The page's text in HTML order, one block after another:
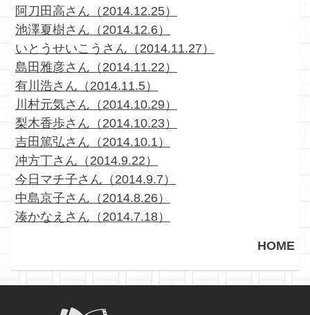
阿刀田高さん（2014.12.25）
池澤夏樹さん（2014.12.6）
いとうせいこうさん（2014.11.27）
島田雅彦さん（2014.11.22）
有川浩さん（2014.11.5）
川村元気さん（2014.10.29）
梨木香歩さん（2014.10.23）
吉田篤弘さん（2014.10.1）
冲方丁さん（2014.9.22）
今日マチ子さん（2014.9.7）
中島京子さん（2014.8.26）
湊かなえさん（2014.7.18）
HOME